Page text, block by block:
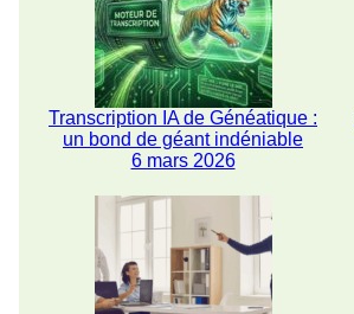
Transcription IA de Généatique :
un bond de géant indéniable
6 mars 2026